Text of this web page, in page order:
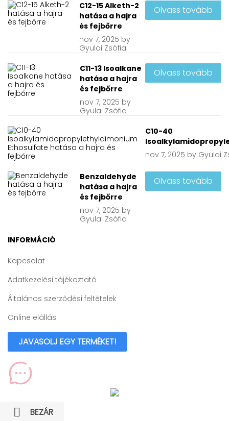
C12-15 Alketh-2
hatása a hajra
és fejbőrre
nov7, 2025 by
Gyulai Zsófia
Olvass tovább
C11-13 Isoalkane
hatása a hajra
és fejbőrre
nov 7, 2025 by
Gyulai Zsófia
Olvass tovább
C10-40
nov 7, 2025 by Gyulai
Benzaldehyde
hatása a hajra
és fejbőrre
nov 7, 2025 by
Gyulai Zsófia
Olvass tovább
INFORMÁCIÓ
Kapcsolat
Adatkezelési tájékoztató
Általános szerződési feltételek
Online elállás
JAVASOLJ EGY TERMÉKET!
 BEZÁR